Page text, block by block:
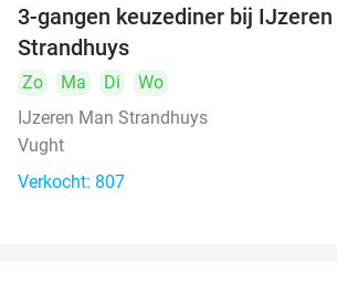
3-gangen keuzediner bij
Strandhuys
Zo Ma Di
Wo
IJzeren Man Strandhuys
Vught
Verkocht: 807